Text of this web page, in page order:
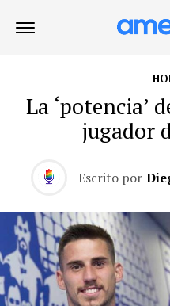
La ‘potencia’
jugador
Escrito por